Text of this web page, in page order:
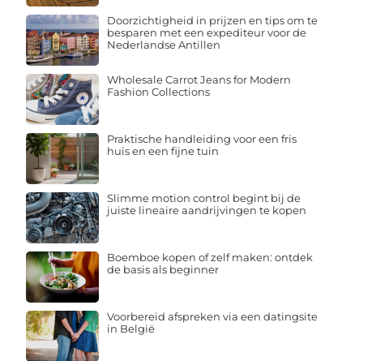
Doorzichtigheid in prijzen en tips om te
besparen met een expediteur voor de
Nederlandse Antillen
Wholesale Carrot Jeans for Modern
Fashion Collections
Praktische handleiding voor een fris
huis en een fijne tuin
Slimme motion control begint bij de
juiste lineaire aandrijvingen te kopen
Boemboe kopen of zelf maken: ontdek
de basis als beginner
Voorbereid afspreken via een datingsite
in België